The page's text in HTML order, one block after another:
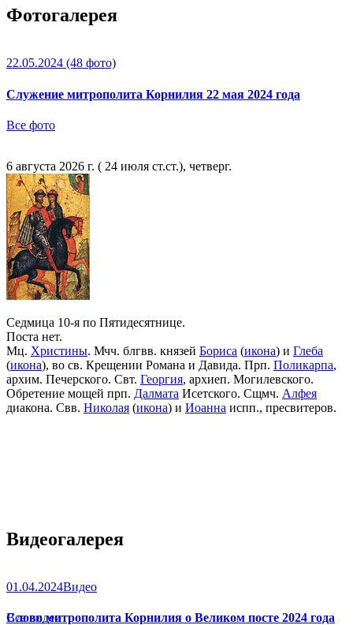
Фотогалерея
22.05.2024 (48 фото)
Служение митрополита Корнилия 22 мая 2024 года
Все фото
6 августа 2026 г. ( 24 июля ст.ст.), четверг.
Седмица 10-я по Пятидесятнице.
Поста нет.
Мц. Христины. Мчч. блгвв. князей Бориса (икона) и Глеба
(икона), во св. Крещении Романа и Давида. Прп. Поликарпа,
архим. Печерского. Свт. Георгия, архиеп. Могилевского.
Обретение мощей прп. Далмата Исетского. Сщмч. Алфея
диакона. Свв. Николая (икона) и Иоанна испп., пресвитеров.
Видеогалерея
01.04.2024Видео
Слово митрополита Корнилия о Великом посте 2024 года
Все видео